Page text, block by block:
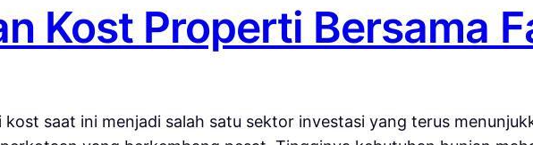
Kost Properti Bersama
saat ini menjadi salah satu sektor investasi yang terus